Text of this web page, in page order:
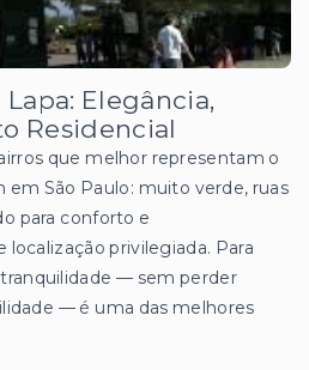
Elegância,
Residencial
que melhor representam o
em São Paulo: muito verde, ruas
para conforto e
localização privilegiada. Para
— sem perder
— é uma das melhores